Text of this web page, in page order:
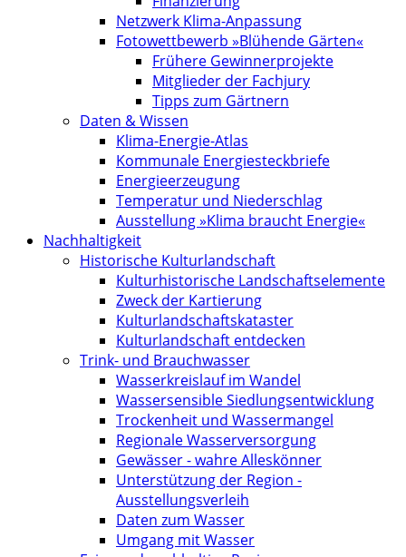
Netzwerk Klima-Anpassung
Fotowettbewerb »Blühende Gärten«
Frühere Gewinnerprojekte
Mitglieder der Fachjury
Tipps zum Gärtnern
Daten & Wissen
Klima-Energie-Atlas
Kommunale Energiesteckbriefe
Energieerzeugung
Temperatur und Niederschlag
Ausstellung »Klima braucht Energie«
Nachhaltigkeit
Historische Kulturlandschaft
Kultur­historische Landschafts­elemente
Zweck der Kartierung
Kultur­landschafts­kataster
Kulturlandschaft entdecken
Trink- und Brauchwasser
Wasserkreislauf im Wandel
Wassersensible Siedlungsentwicklung
Trockenheit und Wassermangel
Regionale Wasserversorgung
Gewässer - wahre Alleskönner
Unterstützung der Region -
Ausstellungsverleih
Daten zum Wasser
Umgang mit Wasser